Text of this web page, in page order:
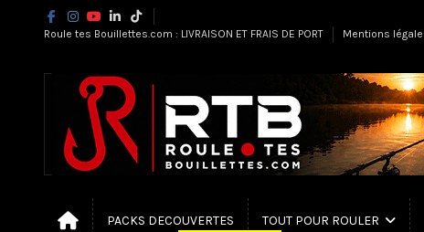
Roule tes Bouillettes.com : LIVRAISON ET FRAIS DE PORT Mentions
PACKS DECOUVERTES TOUT POUR ROULER